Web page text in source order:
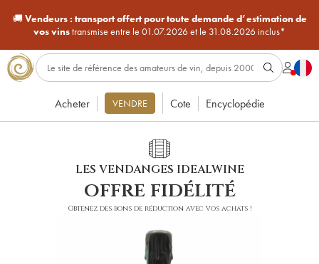
🚚Vendeurs : transport offert pour toute demande d’estimation de
vos vinstransmise entre le 01.07.2026 et le 31.08.2026 inclus*
Acheter VENDRE Cote Encyclopédie
LES VENDANGES IDEALWINE
offre fidélité
Obtenez des bons de réduction avec vos achats !